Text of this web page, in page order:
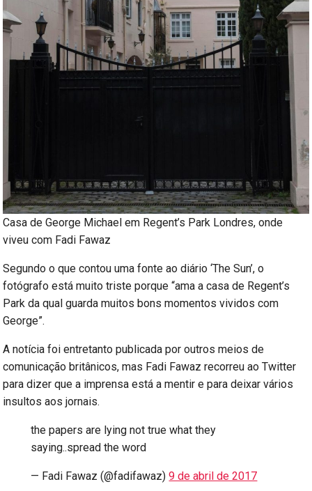
Casa de George Michael em Regent’s Park Londres, onde
viveu com Fadi Fawaz
Segundo o que contou uma fonte ao diário ‘The Sun’, o
fotógrafo está muito triste porque “ama a casa de Regent’s
Park da qual guarda muitos bons momentos vividos com
George”.
A notícia foi entretanto publicada por outros meios de
comunicação britânicos, mas Fadi Fawaz recorreu ao Twitter
para dizer que a imprensa está a mentir e para deixar vários
insultos aos jornais.
the papers are lying not true what they
saying..spread the word
— Fadi Fawaz (@fadifawaz)9 de abril de 2017